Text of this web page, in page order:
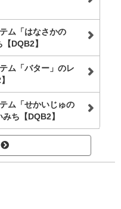
ム「はなさかの
DQB2】
ム「バター」のレ
ム「せかいじゅの
ち【DQB2】